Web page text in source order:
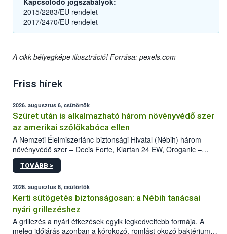
2015/2283/EU rendelet
2017/2470/EU rendelet
A cikk bélyegképe illusztráció! Forrása: pexels.com
Friss hírek
2026. augusztus 6, csütörtök
Szüret után is alkalmazható három növényvédő szer
az amerikai szőlőkabóca ellen
A Nemzeti Élelmiszerlánc-biztonsági Hivatal (Nébih) három
növényvédő szer – Decis Forte, Klartan 24 EW, Oroganic –
engedélyokiratát módosította, így azok a szüretet követően,
egészen a vesszőérettség (BBCH 91) stádiumáig
érésű szőlőkben is legyen lehetőség a károsító elleni további
védekezésre. Az Oroganic készítmény kis kiszerelésben kiskerti
felhasználók számára is elérhető és ökológiai termesztésben is
engedélyezett.
TOVÁBB >
2026. augusztus 6, csütörtök
Kerti sütögetés biztonságosan: a Nébih tanácsai
nyári grillezéshez
A grillezés a nyári étkezések egyik legkedveltebb formája. A
meleg időjárás azonban a kórokozó, romlást okozó baktériumok